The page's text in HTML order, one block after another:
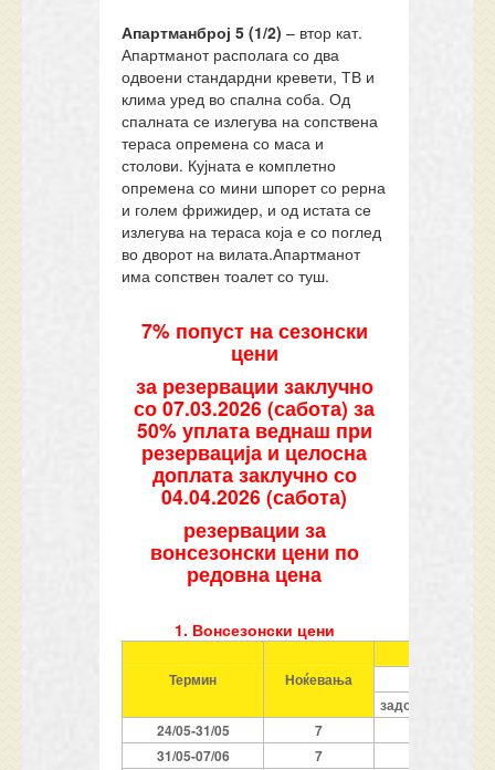
Апартманброј 5(1/2)– втор кат.
Апартманот располага со два
одвоени стандардни кревети, ТВ и
клима уред во спална соба. Од
спалната се излегува на сопствена
тераса опремена со маса и
столови. Кујната е комплетно
опремена со мини шпорет со рерна
и голем фрижидер, и од истата се
излегува на тераса која е со поглед
во дворот на вилата.Апартманот
има сопствен тоалет со туш.
7% попуст на сезонски
цени
за резервации заклучно
со 07.03.2026 (сабота) за
50% уплата веднаш при
резервација и целосна
доплата заклучно со
04.04.2026 (сабота)
резервации за
вонсезонски цени по
редовна цена
1. Вонсезонски цени
Термин Ноќевања
задолжително
24/05-31/05
7
31/05-07/06
7